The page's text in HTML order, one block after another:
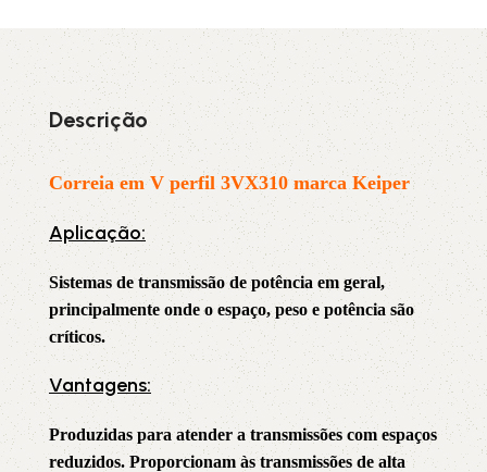
Descrição
Correia em V perfil 3VX310 marca Keiper
Aplicação:
Sistemas de transmissão de potência em geral,
principalmente onde o espaço, peso e potência são
críticos.
Vantagens:
Produzidas para atender a transmissões com espaços
reduzidos. Proporcionam às transmissões de alta